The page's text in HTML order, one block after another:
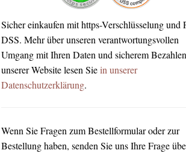
Sicher einkaufen mit https-Verschlüsselung und
DSS. Mehr über unseren verantwortungsvollen
Umgang mit Ihren Daten und sicherem
unserer Website lesen Siein unserer
Datenschutzerklärung.
Wenn Sie Fragen zum Bestellformular oder zur
Bestellung haben, senden Sie uns Ihre Frage